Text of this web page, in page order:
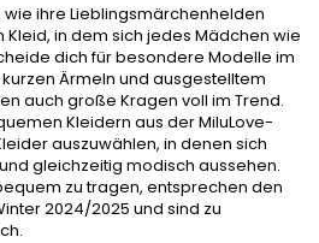
ihre Lieblingsmärchenhelden
Kleid, in dem sich jedes Mädchen wie
dich für besondere Modelle im
Ärmeln und ausgestelltem
auch große Kragen voll im Trend.
Kleidern aus der MiluLove-
auszuwählen, in denen sich
gleichzeitig modisch aussehen.
zu tragen, entsprechen den
2024/2025 und sind zu